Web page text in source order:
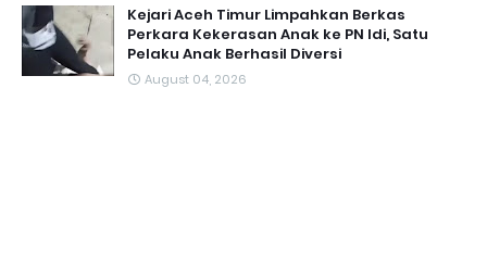
Kejari Aceh Timur Limpahkan Berkas
Perkara Kekerasan Anak ke PN Idi, Satu
Pelaku Anak Berhasil Diversi
August 04, 2026